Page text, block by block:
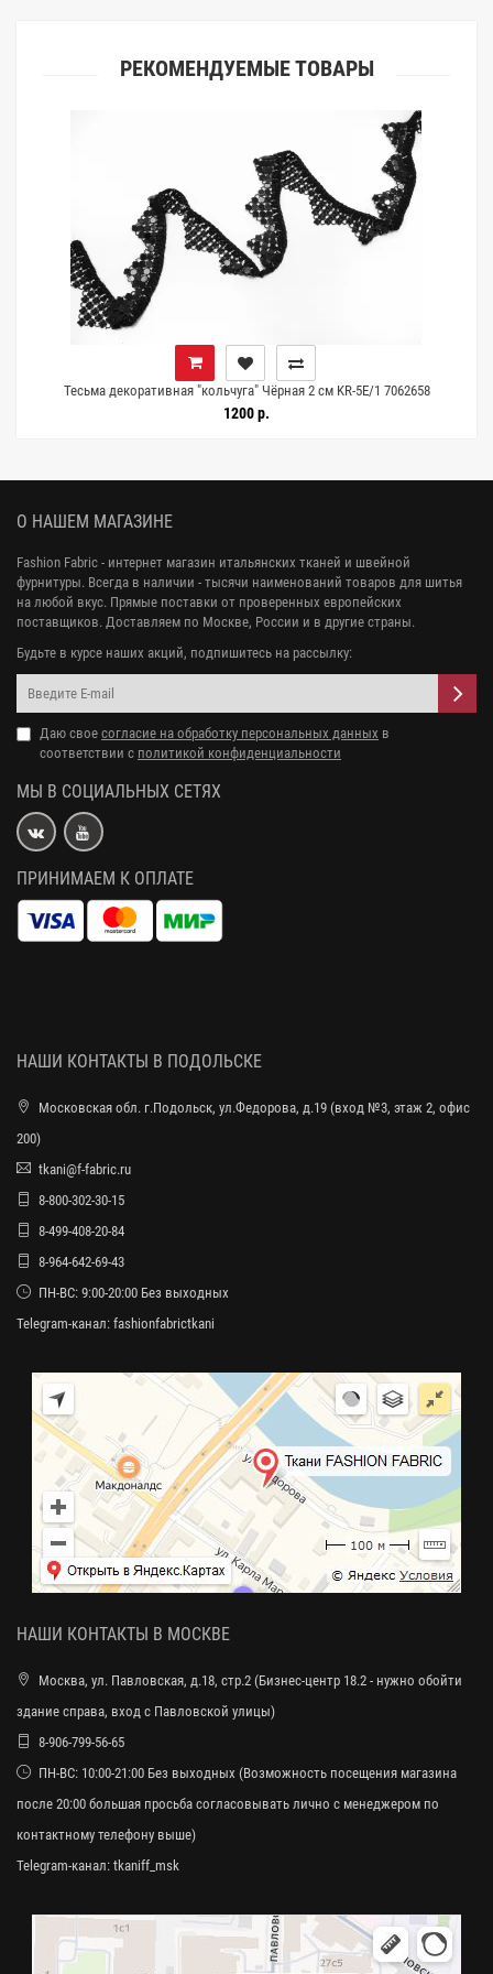
РЕКОМЕНДУЕМЫЕ ТОВАРЫ
Тесьма декоративная "кольчуга" Чёрная 2 см KR-5E/1 7062658
1200 р.
О НАШЕМ МАГАЗИНЕ
Fashion Fabric - интернет магазин итальянских тканей и швейной
фурнитуры. Всегда в наличии - тысячи наименований товаров для шитья
на любой вкус. Прямые поставки от проверенных европейских
поставщиков. Доставляем по Москве, России и в другие страны.
Будьте в курсе наших акций, подпишитесь на рассылку:
Даю свое согласие на обработку персональных данных в
соответствии с политикой конфиденциальности
МЫ В СОЦИАЛЬНЫХ СЕТЯХ
ПРИНИМАЕМ К ОПЛАТЕ
НАШИ КОНТАКТЫ В ПОДОЛЬСКЕ
Московская обл. г.Подольск, ул.Федорова, д.19 (вход №3, этаж 2, офис
200)
tkani@f-fabric.ru
8-800-302-30-15
8-499-408-20-84
8-964-642-69-43
ПН-ВС: 9:00-20:00 Без выходных
Telegram-канал: fashionfabrictkani
НАШИ КОНТАКТЫ В МОСКВЕ
Москва, ул. Павловская, д.18, стр.2 (Бизнес-центр 18.2 - нужно обойти
здание справа, вход с Павловской улицы)
8-906-799-56-65
ПН-ВС: 10:00-21:00 Без выходных (Возможность посещения магазина
после 20:00 большая просьба согласовывать лично с менеджером по
контактному телефону выше)
Telegram-канал: tkaniff_msk